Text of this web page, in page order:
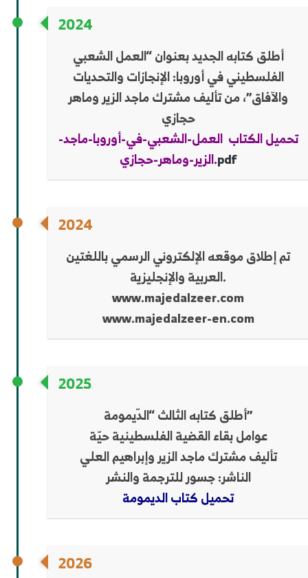
2024
أطلق كتابه الجديد بعنوان “العمل الشعبي
الفلسطيني في أوروبا: الإنجازات والتحديات
والآفاق”، من تأليف مشترك ماجد الزير وماهر
حجازي
تحميل الكتاب العمل-الشعبي-في-أوروبا-ماجد-
الزير-وماهر-حجازي.pdf
2024
تم إطلاق موقعه الإلكتروني الرسمي باللغتين
العربية والإنجليزية.
www.majedalzeer.com
www.majedalzeer-en.com
2025
أطلق كتابه الثالث “الدّيمومة”
عوامل بقاء القضية الفلسطينية حيّة
تأليف مشترك ماجد الزير وإبراهيم العلي
الناشر: جسور للترجمة والنشر
تحميل كتاب الديمومة
2026